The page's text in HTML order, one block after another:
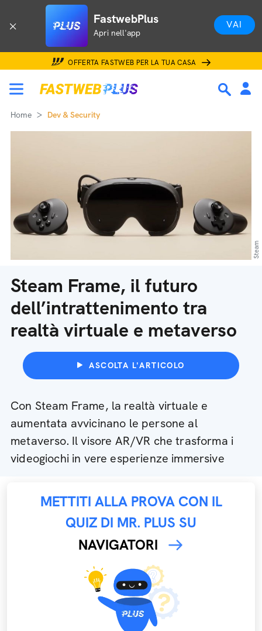
FastwebPlus
Apri nell'app
VAI
OFFERTA FASTWEB PER LA TUA CASA
Home Dev & Security
Steam Frame, il futuro
dell’intrattenimento tra
realtà virtuale e metaverso
ASCOLTA L'ARTICOLO
Con Steam Frame, la realtà virtuale e
aumentata avvicinano le persone al
metaverso. Il visore AR/VR che trasforma i
videogiochi in vere esperienze immersive
Steam
METTITI ALLA PROVA CON IL
QUIZ DI MR. PLUS SU
NAVIGATORI